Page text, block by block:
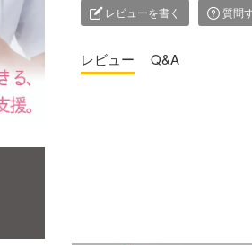
レビューを書く 質問
レビュー Q&A